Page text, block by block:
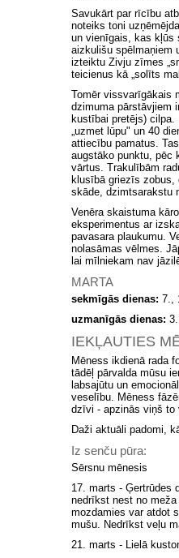
Savukārt par rīcību
noteiks toni
un vienīgais, kas kļūs
aizkulišu spēlmaņiem
izteiktu Zivju zīmes
teicienus kā „solīts
Tomēr vissvarīgākais
dzimuma pārstāvjiem
kustībai pretējs)
„uzmet lūpu" un 40
attiecību pamatus.
augstāko punktu, pēc
vārtus. Trakulībām
klusībā griezīs zobus,
skāde, dzimtsarakstu
Venēra skaistuma
eksperimentus ar
pavasara plaukumu.
nolasāmas vēlmes.
lai mīlniekam nav
MARTA
sekmīgās dienas: 7.,
uzmanīgās dienas:
IEKĻAUTIES
Mēness ikdienā rada
tādēļ pārvalda mūsu
labsajūtu un
veselību. Mēness
dzīvi - apzinās viņš to
Daži aktuāli padomi,
Iz senču pūra:
Sērsnu mēnesis
17. marts - Ģertrūdes
nedrīkst nest no
mozdamies var atdot
mušu. Nedrīkst veļu
21. marts - Lielā